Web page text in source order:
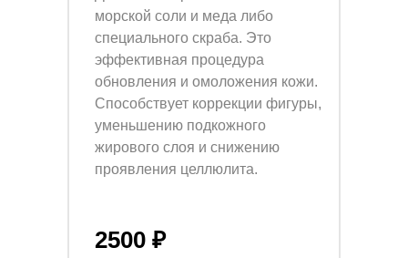
морской соли и меда либо
специального скраба. Это
эффективная процедура
обновления и омоложения кожи.
Способствует коррекции фигуры,
уменьшению подкожного
жирового слоя и снижению
проявления целлюлита.
2500 ₽